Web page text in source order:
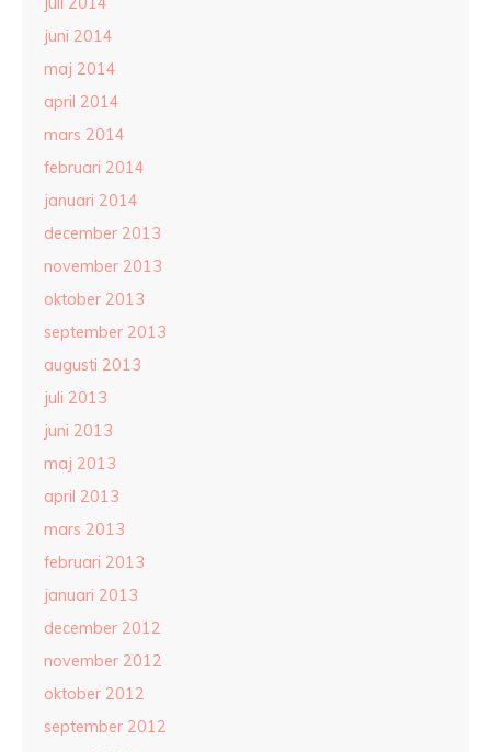
juni 2014
maj 2014
april 2014
mars 2014
februari 2014
januari 2014
december 2013
november 2013
oktober 2013
september 2013
augusti 2013
juli 2013
juni 2013
maj 2013
april 2013
mars 2013
februari 2013
januari 2013
december 2012
november 2012
oktober 2012
september 2012